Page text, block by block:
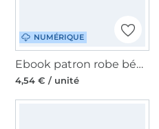
NUMÉRIQUE
Ebook patron robe bébé Lipsia Patternforkids, en allemand
4,54 € / unité